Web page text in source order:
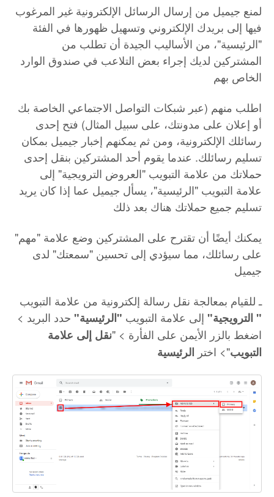
لمنع جيميل من إرسال الرسائل الإلكترونية غير المرغوب
فيها إلى بريدك الإلكتروني وتسهيل ظهورها في الفئة
"الرئيسية"، من الأساليب الجيدة أن تطلب من
المشتركين لديك إجراء بعض التلاعب في صندوق الوارد
الخاص بهم
اطلب منهم (عبر شبكات التواصل الاجتماعي الخاصة بك
أو إعلان على مدونتك، على سبيل المثال) فتح إحدى
رسائلك الإلكترونية، ومن ثم يمكنهم إخبار جيميل بمكان
تسليم رسائلك. عندما يقوم أحد المشتركين بنقل إحدى
حملاتك من علامة التبويب "العروض الترويجية" إلى
علامة التبويب "الرئيسية"، يسأل جيميل عما إذا كان يريد
تسليم جميع حملاتك هناك بعد ذلك
يمكنك أيضًا أن تقترح على المشتركين وضع علامة "مهم"
على رسائلك، مما سيؤدي إلى تحسين "سمعتك" لدى
جيميل
ـ للقيام بمعالجة نقل رسالة إلكترونية من علامة التبويب
" الترويجية" إلى علامة التبويب "الرئيسية" حدد البريد >
اضغط بالزر الأيمن على الفأرة > "نقل إلى علامة
التبويب"> اختر الرئيسية